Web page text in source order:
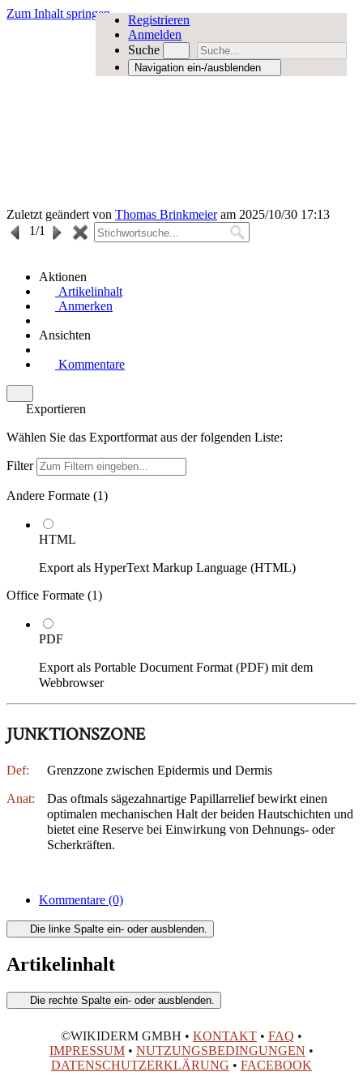
Zum Inhalt springen
Registrieren
Anmelden
Suche
Navigation ein-/ausblenden
Zuletzt geändert von Thomas Brinkmeieram 2025/10/30 17:13
1/1
Aktionen
Artikelinhalt
Anmerken
Ansichten
Kommentare
Exportieren
Wählen Sie das Exportformat aus der folgenden Liste:
Filter
Andere Formate (1)
HTML
Export als HyperText Markup Language (HTML)
Office Formate (1)
PDF
Export als Portable Document Format (PDF) mit dem
Webbrowser
JUNKTIONSZONE
Def: Grenzzone zwischen Epidermis und Dermis
Anat:
Das oftmals sägezahnartige Papillarrelief bewirkt einen
optimalen mechanischen Halt der beiden Hautschichten und
bietet eine Reserve bei Einwirkung von Dehnungs- oder
Scherkräften.
Kommentare (0)
Die linke Spalte ein- oder ausblenden.
Artikelinhalt
Die rechte Spalte ein- oder ausblenden.
©WIKIDERM GMBH • KONTAKT • FAQ •
IMPRESSUM • NUTZUNGSBEDINGUNGEN •
DATENSCHUTZERKLÄRUNG • FACEBOOK